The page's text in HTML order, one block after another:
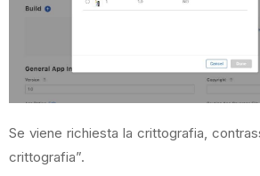
Se viene richiesta la crittografia,
crittografia”.